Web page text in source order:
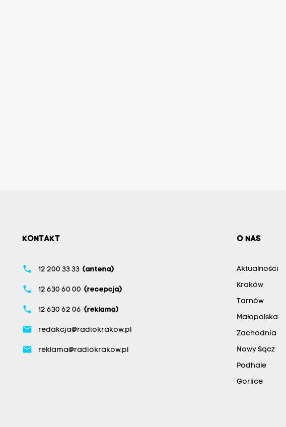
KONTAKT
phone 12 200 33 33 (antena)
phone 12 630 60 00 (recepcja)
phone 12 630 62 06 (reklama)
email redakcja@radiokrakow.pl
email reklama@radiokrakow.pl
O NAS
Aktualności
Kraków
Tarnów
Małopolska
Zachodnia
Nowy Sącz
Podhale
Gorlice